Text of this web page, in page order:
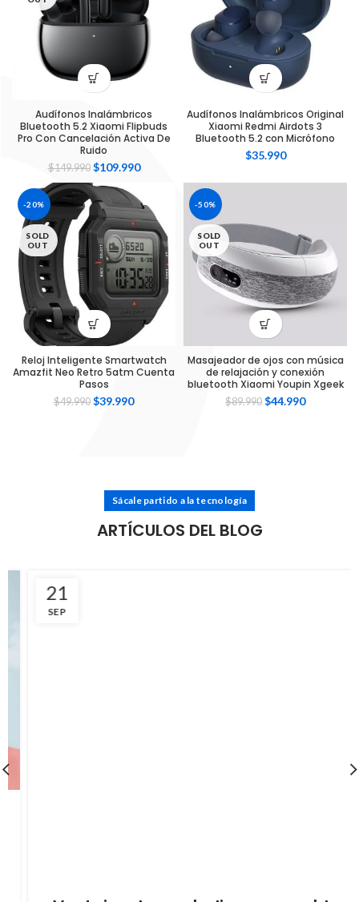
Audífonos Inalámbricos
Bluetooth 5.2 Xiaomi Flipbuds
Pro Con Cancelación Activa De
Ruido
$149.990 $109.990
Audífonos Inalámbricos Original
Xiaomi Redmi Airdots 3
Bluetooth 5.2 con Micrófono
$35.990
-20%
SOLD
OUT
Reloj Inteligente Smartwatch
Amazfit Neo Retro 5atm Cuenta
Pasos
$49.990 $39.990
-50%
SOLD
OUT
Masajeador de ojos con música
de relajación y conexión
bluetooth Xiaomi Youpin Xgeek
$89.990 $44.990
Sácale partido a la tecnología
ARTÍCULOS DEL BLOG
21
SEP